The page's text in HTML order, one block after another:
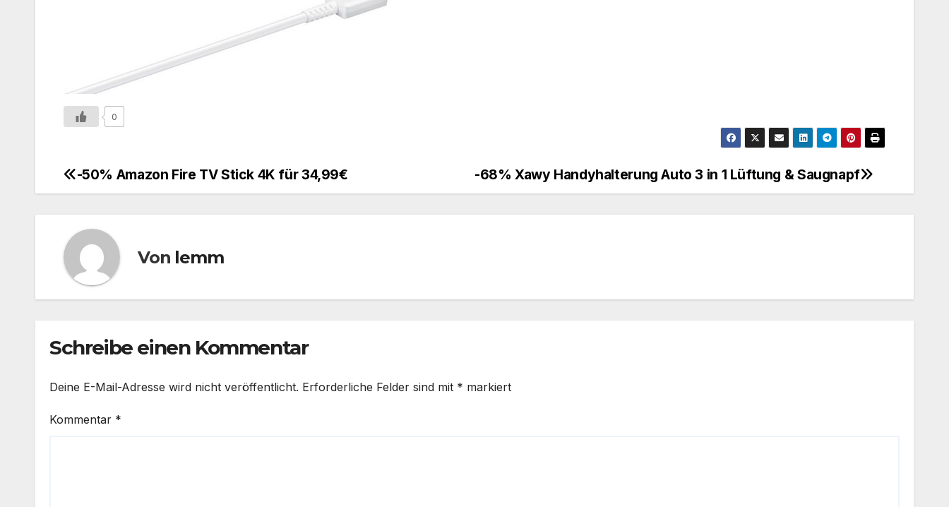
0
-68% Xawy Handyhalterung Auto 3 in 1 Lüftung & Saugnapf
-50% Amazon Fire TV Stick 4K für 34,99€
Von lemm
Schreibe einen Kommentar
Deine E-Mail-Adresse wird nicht veröffentlicht. Erforderliche Felder sind mit * markiert
Kommentar *